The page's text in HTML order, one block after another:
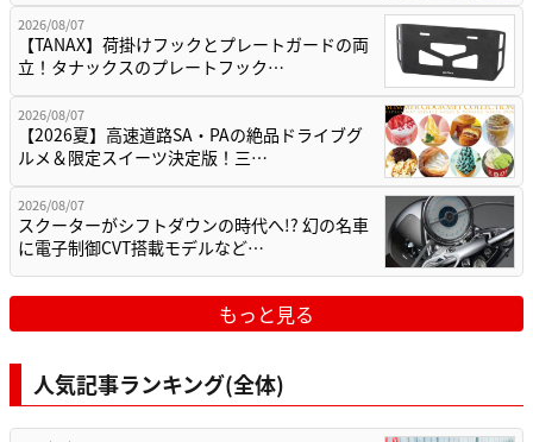
2026/08/07
【TANAX】荷掛けフックとプレートガードの両
立！タナックスのプレートフック…
2026/08/07
【2026夏】高速道路SA・PAの絶品ドライブグ
ルメ＆限定スイーツ決定版！三…
2026/08/07
スクーターがシフトダウンの時代へ!? 幻の名車
に電子制御CVT搭載モデルなど…
もっと見る
人気記事ランキング(全体)